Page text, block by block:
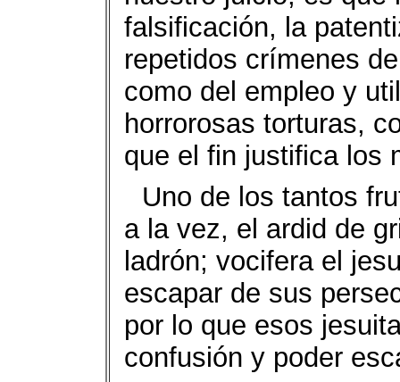
falsificación, la
repetidos crímenes
como del empleo y
horrorosas torturas,
que el fin justifica los
Uno de los tantos
a la vez, el ardid de
ladrón; vocifera el
escapar de sus
por lo que esos
confusión y poder